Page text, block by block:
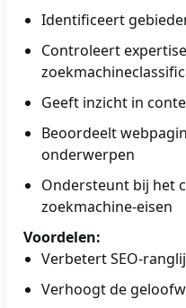
Identificeert
Controleert
Geeft inzicht in
Beoordeelt
onderwerpen
Ondersteunt bij het
zoekmachine-eisen
Voordelen:
Verbetert SEO-
Verhoogt de